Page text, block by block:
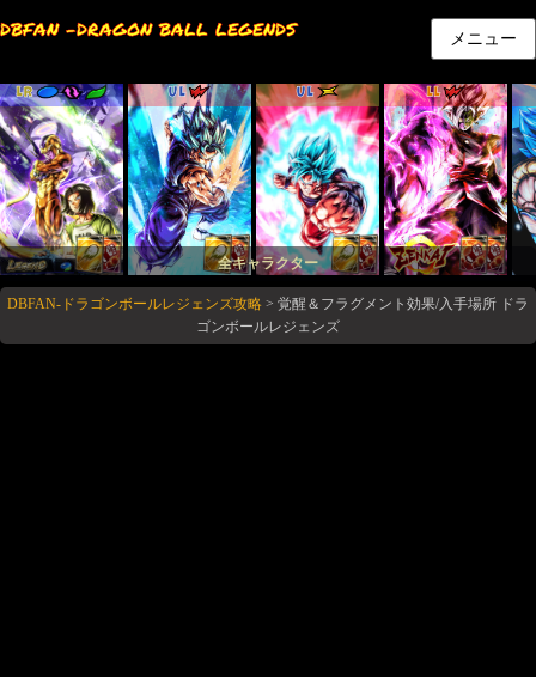
DBFAN -DRAGON BALL LEGENDS メニュー
LR UL UL LL
全キャラクター
DBFAN-ドラゴンボールレジェンズ攻略 > 覚醒＆フラグメント効果/入手場所 ドラ
ゴンボールレジェンズ